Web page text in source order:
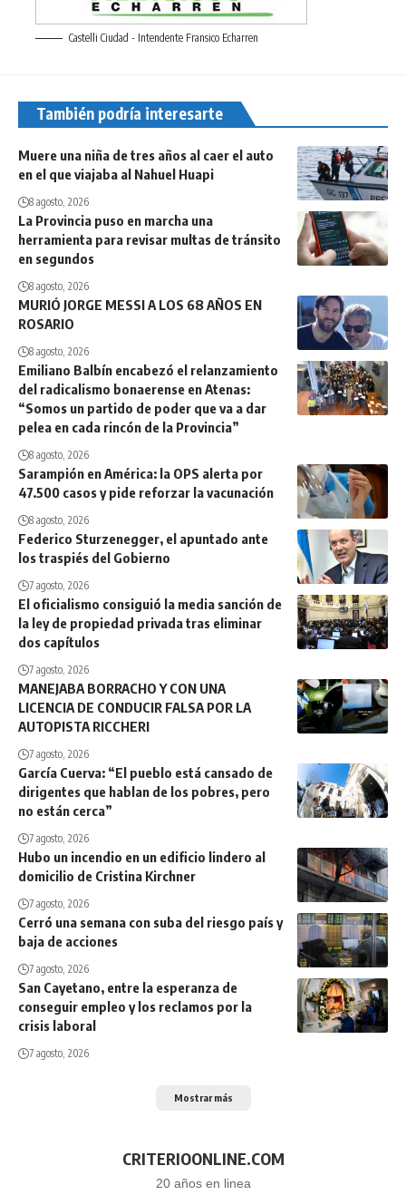
Castelli Ciudad - Intendente Fransico Echarren
También podría interesarte
Muere una niña de tres años al caer el auto
en el que viajaba al Nahuel Huapi
8 agosto, 2026
La Provincia puso en marcha una
herramienta para revisar multas de tránsito
en segundos
8 agosto, 2026
MURIÓ JORGE MESSI A LOS 68 AÑOS EN
ROSARIO
8 agosto, 2026
Emiliano Balbín encabezó el relanzamiento
del radicalismo bonaerense en Atenas:
“Somos un partido de poder que va a dar
pelea en cada rincón de la Provincia”
8 agosto, 2026
Sarampión en América: la OPS alerta por
47.500 casos y pide reforzar la vacunación
8 agosto, 2026
Federico Sturzenegger, el apuntado ante
los traspiés del Gobierno
7 agosto, 2026
El oficialismo consiguió la media sanción de
la ley de propiedad privada tras eliminar
dos capítulos
7 agosto, 2026
MANEJABA BORRACHO Y CON UNA
LICENCIA DE CONDUCIR FALSA POR LA
AUTOPISTA RICCHERI
7 agosto, 2026
García Cuerva: “El pueblo está cansado de
dirigentes que hablan de los pobres, pero
no están cerca”
7 agosto, 2026
Hubo un incendio en un edificio lindero al
domicilio de Cristina Kirchner
7 agosto, 2026
Cerró una semana con suba del riesgo país y
baja de acciones
7 agosto, 2026
San Cayetano, entre la esperanza de
conseguir empleo y los reclamos por la
crisis laboral
7 agosto, 2026
Mostrar más
CRITERIOONLINE.COM
20 años en linea